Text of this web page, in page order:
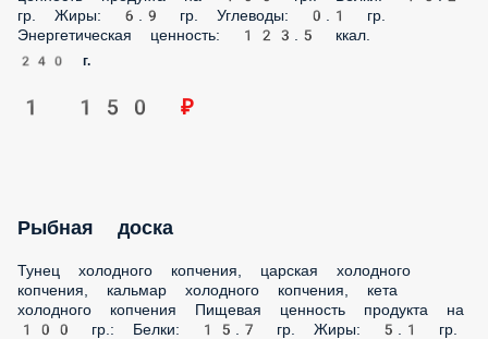
0.1 гр. Энергетическая ценность: 123.5 ккал.
240 г.
кальмар холодного копчения, кета холодного копчения
Пищевая ценность продукта на 100 гр.: Белки: 15.7 гр.
Жиры: 5.1 гр. Углеводы: 0.3 гр. Энергетическая ценность:
109.9 ккал.